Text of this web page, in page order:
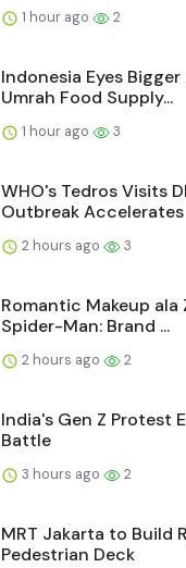
1 hour ago 2
Indonesia Eyes
Umrah Food Supply...
1 hour ago 3
WHO's Tedros Visits
Outbreak Accelerates
2 hours ago 3
Romantic Makeup ala
Spider-Man: Brand ...
2 hours ago 2
India's Gen Z Protest
Battle
3 hours ago 2
MRT Jakarta to Build
Pedestrian Deck